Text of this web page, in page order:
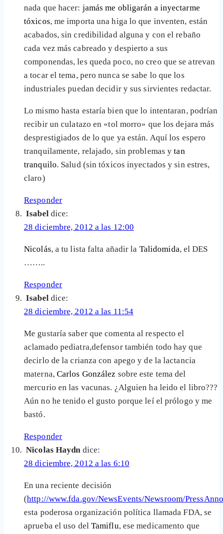
nada que hacer: jamás me obligarán a inyectarme
tóxicos, me importa una higa lo que inventen, están
acabados, sin credibilidad alguna y con el rebaño
cada vez más cabreado y despierto a sus
componendas, les queda poco, no creo que se atrevan
a tocar el tema, pero nunca se sabe lo que los
industriales puedan decidir y sus sirvientes redactar.
Lo mismo hasta estaría bien que lo intentaran, podrían
recibir un culatazo en «tol morro» que los dejara más
desprestigiados de lo que ya están. Aquí los espero
tranquilamente, relajado, sin problemas ytan
tranquilo. Salud (sin tóxicos inyectados y sin estres,
claro)
Responder
Isabel dice:
28 diciembre, 2012 a las 12:00
Nicolás, a tu lista falta añadir la Talidomida, el DES
……..
Responder
Isabel dice:
28 diciembre, 2012 a las 11:54
Me gustaría saber que comenta al respecto el
aclamado pediatra,defensor también todo hay que
decirlo de la crianza con apego y de la lactancia
materna, Carlos González sobre este tema del
mercurio en las vacunas. ¿Alguien ha leido el libro???
Aún no he tenido el gusto porque leí el prólogo y me
bastó.
Responder
Nicolas Haydn dice:
28 diciembre, 2012 a las 6:10
En una reciente decisión
(http://www.fda.gov/NewsEvents/Newsroom/
esta poderosa organización política llamada FDA, se
aprueba el uso del Tamiflu, ese medicamento que